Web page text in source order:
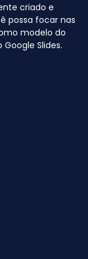
criado e
possa focar nas
modelo do
Slides.